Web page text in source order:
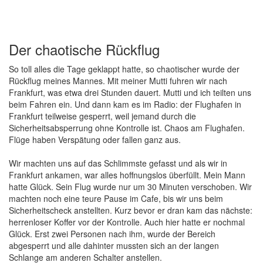
Der chaotische Rückflug
So toll alles die Tage geklappt hatte, so chaotischer wurde der
Rückflug meines Mannes. Mit meiner Mutti fuhren wir nach
Frankfurt, was etwa drei Stunden dauert. Mutti und ich teilten uns
beim Fahren ein. Und dann kam es im Radio: der Flughafen in
Frankfurt teilweise gesperrt, weil jemand durch die
Sicherheitsabsperrung ohne Kontrolle ist. Chaos am Flughafen.
Flüge haben Verspätung oder fallen ganz aus.
Wir machten uns auf das Schlimmste gefasst und als wir in
Frankfurt ankamen, war alles hoffnungslos überfüllt. Mein Mann
hatte Glück. Sein Flug wurde nur um 30 Minuten verschoben. Wir
machten noch eine teure Pause im Cafe, bis wir uns beim
Sicherheitscheck anstellten. Kurz bevor er dran kam das nächste:
herrenloser Koffer vor der Kontrolle. Auch hier hatte er nochmal
Glück. Erst zwei Personen nach ihm, wurde der Bereich
abgesperrt und alle dahinter mussten sich an der langen
Schlange am anderen Schalter anstellen.